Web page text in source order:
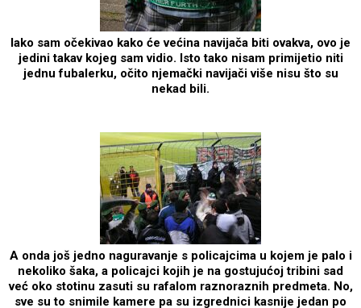
Iako sam očekivao kako će većina navijača biti ovakva, ovo je
jedini takav kojeg sam vidio. Isto tako nisam primijetio niti
jednu fubalerku, očito njemački navijači više nisu što su
nekad bili.
A onda još jedno naguravanje s policajcima u kojem je palo i
nekoliko šaka, a policajci kojih je na gostujućoj tribini sad
već oko stotinu zasuti su rafalom raznoraznih predmeta. No,
sve su to snimile kamere pa su izgrednici kasnije jedan po